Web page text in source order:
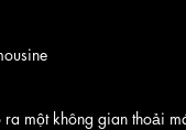
một không gian thoải